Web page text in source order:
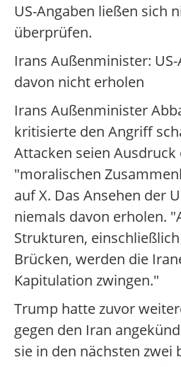
US-Angaben ließen sich
überprüfen.
Irans Außenminister:
davon nicht erholen
Irans Außenminister
kritisierte den Angriff
Attacken seien Ausdruck
"moralischen
auf X. Das Ansehen der
niemals davon erholen.
Strukturen,
Brücken, werden die
Kapitulation zwingen."
Trump hatte zuvor
gegen den Iran
sie in den nächsten zwei